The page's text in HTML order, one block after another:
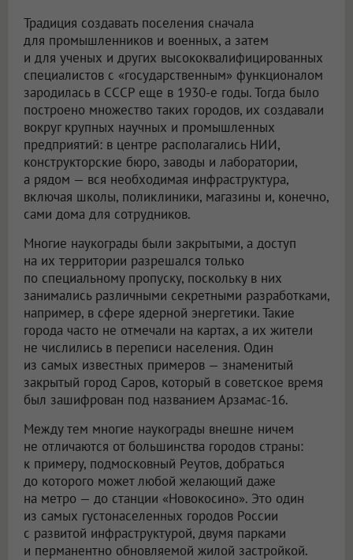
Традиция создавать поселения сначала
для промышленников и военных, а затем
и для ученых и других высококвалифицированных
специалистов с «государственным» функционалом
зародилась в СССР еще в 1930-е годы. Тогда было
построено множество таких городов, их создавали
вокруг крупных научных и промышленных
предприятий: в центре располагались НИИ,
конструкторские бюро, заводы и лаборатории,
а рядом — вся необходимая инфраструктура,
включая школы, поликлиники, магазины и, конечно,
сами дома для сотрудников.
Многие наукограды были закрытыми, а доступ
на их территории разрешался только
по специальному пропуску, поскольку в них
занимались различными секретными разработками,
например, в сфере ядерной энергетики. Такие
города часто не отмечали на картах, а их жители
не числились в переписи населения. Один
из самых известных примеров — знаменитый
закрытый город Саров, который в советское время
был зашифрован под названием Арзамас-16.
Между тем многие наукограды внешне ничем
не отличаются от большинства городов страны:
к примеру, подмосковный Реутов, добраться
до которого может любой желающий даже
на метро — до станции «Новокосино». Это один
из самых густонаселенных городов России
с развитой инфраструктурой, двумя парками
и перманентно обновляемой жилой застройкой.